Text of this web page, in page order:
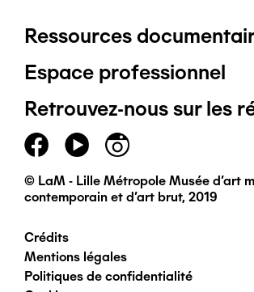
Pied
de
page
principal
Ressources
Espace professionnel
Retrouvez-nous sur les
© LaM - Lille Métropole Musée d'art
contemporain et d'art brut, 2019
Pied
Crédits
Mentions légales
Politiques de confidentialité